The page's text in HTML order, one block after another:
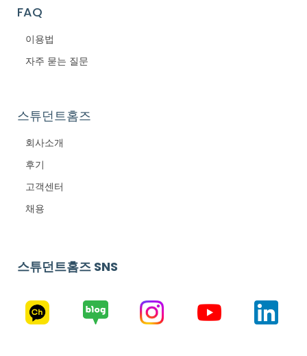
FAQ
이용법
자주 묻는 질문
스튜던트홈즈
회사소개
후기
고객센터
채용
스튜던트홈즈 SNS